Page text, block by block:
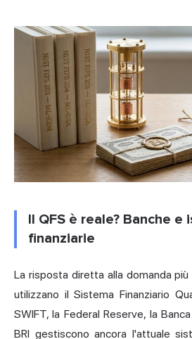
Il QFS è reale? Banche e
finanziarie
La risposta diretta alla domanda più
utilizzano il Sistema Finanziario
SWIFT, la Federal Reserve, la
BRI gestiscono ancora l'attuale